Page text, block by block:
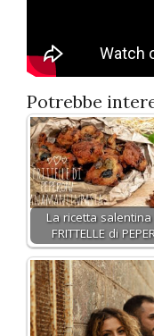
Potrebbe
La ricetta
FRITTELLE di